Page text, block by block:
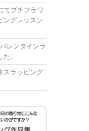
てプチフラワ
ングレッスン
レンタインラ
。
スラッピング